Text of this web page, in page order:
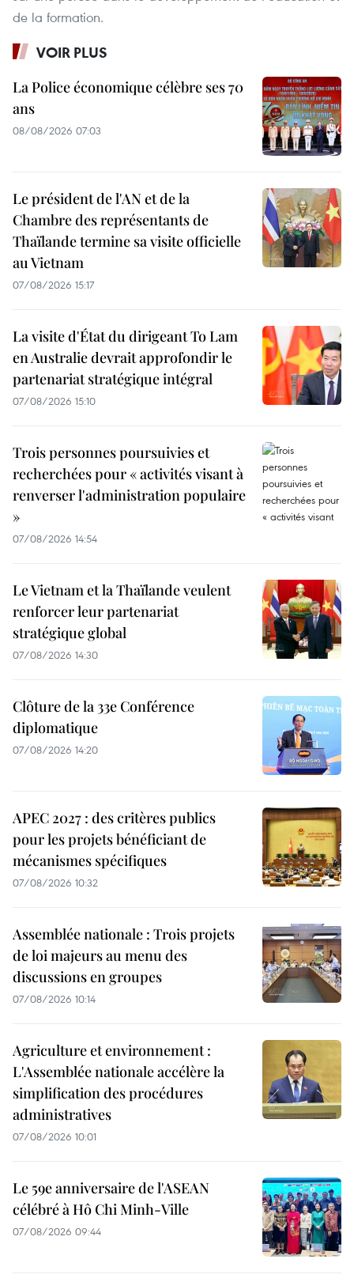
de la formation.
VOIR PLUS
La Police économique célèbre ses 70
ans
08/08/2026 07:03
Le président de l'AN et de la
Chambre des représentants de
Thaïlande termine sa visite officielle
au Vietnam
07/08/2026 15:17
La visite d'État du dirigeant To Lam
en Australie devrait approfondir le
partenariat stratégique intégral
07/08/2026 15:10
Trois personnes poursuivies et
recherchées pour « activités visant à
renverser l'administration populaire
»
07/08/2026 14:54
Le Vietnam et la Thaïlande veulent
renforcer leur partenariat
stratégique global
07/08/2026 14:30
Clôture de la 33e Conférence
diplomatique
07/08/2026 14:20
APEC 2027 : des critères publics
pour les projets bénéficiant de
mécanismes spécifiques
07/08/2026 10:32
Assemblée nationale : Trois projets
de loi majeurs au menu des
discussions en groupes
07/08/2026 10:14
Agriculture et environnement :
L'Assemblée nationale accélère la
simplification des procédures
administratives
07/08/2026 10:01
Le 59e anniversaire de l'ASEAN
célébré à Hô Chi Minh-Ville
07/08/2026 09:44